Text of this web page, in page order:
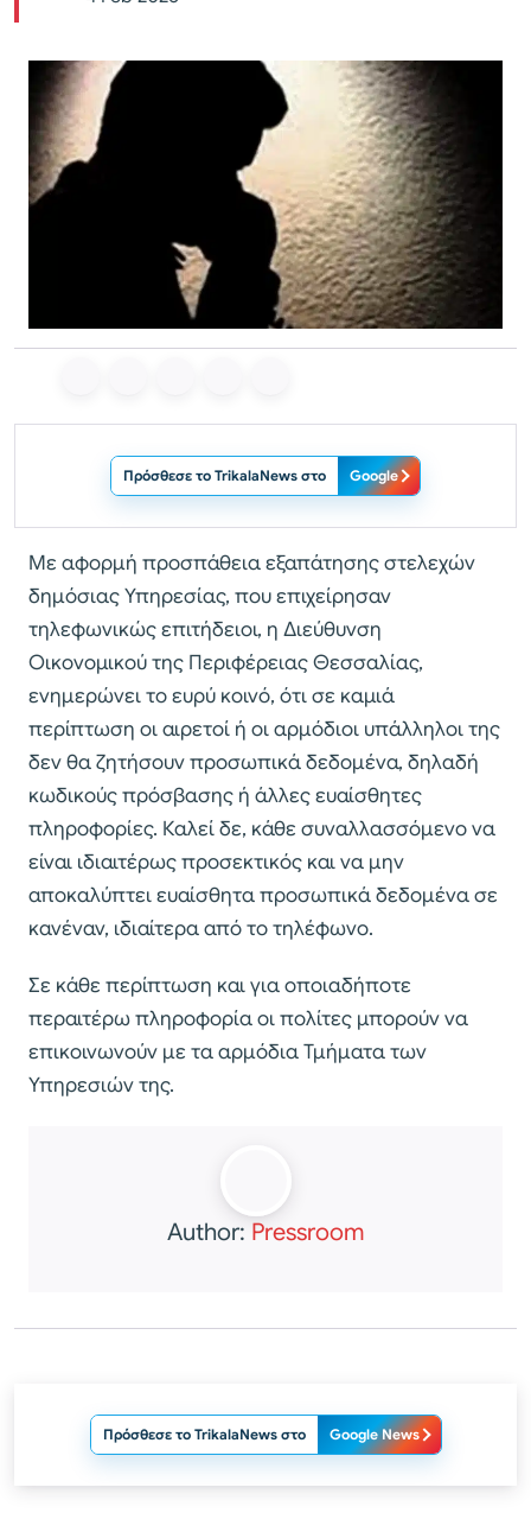
Πρόσθεσε το TrikalaNews στο Google
Με αφορμή προσπάθεια εξαπάτησης στελεχών
δημόσιας Υπηρεσίας, που επιχείρησαν
τηλεφωνικώς επιτήδειοι, η Διεύθυνση
Οικονομικού της Περιφέρειας Θεσσαλίας,
ενημερώνει το ευρύ κοινό, ότι σε καμιά
περίπτωση οι αιρετοί ή οι αρμόδιοι υπάλληλοι της
δεν θα ζητήσουν προσωπικά δεδομένα, δηλαδή
κωδικούς πρόσβασης ή άλλες ευαίσθητες
πληροφορίες. Καλεί δε, κάθε συναλλασσόμενο να
είναι ιδιαιτέρως προσεκτικός και να μην
αποκαλύπτει ευαίσθητα προσωπικά δεδομένα σε
κανέναν, ιδιαίτερα από το τηλέφωνο.
Σε κάθε περίπτωση και για οποιαδήποτε
περαιτέρω πληροφορία οι πολίτες μπορούν να
επικοινωνούν με τα αρμόδια Τμήματα των
Υπηρεσιών της.
Author: Pressroom
Πρόσθεσε το TrikalaNews στο Google News